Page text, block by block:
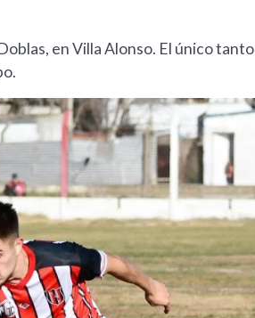
en Villa Alonso. El único tanto